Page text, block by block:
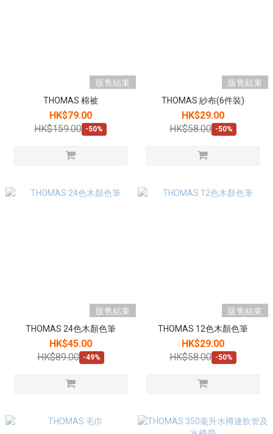
販售結束
THOMAS 棉被
HK$79.00
HK$159.00 -50%
販售結束
THOMAS 紗布(6件裝)
HK$29.00
HK$58.00 -50%
販售結束
THOMAS 24色木顏色筆
HK$45.00
HK$89.00 -49%
販售結束
THOMAS 12色木顏色筆
HK$29.00
HK$58.00 -50%